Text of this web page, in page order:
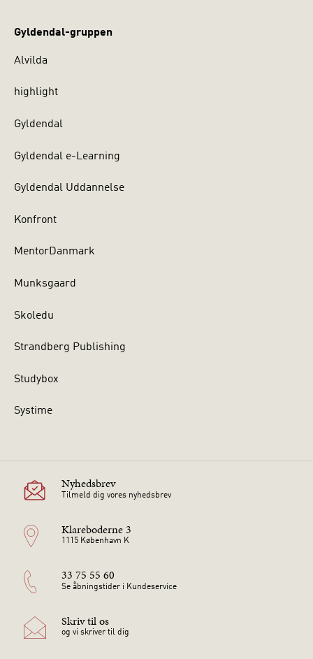
Gyldendal-gruppen
Alvilda
highlight
Gyldendal
Gyldendal e-Learning
Gyldendal Uddannelse
Konfront
MentorDanmark
Munksgaard
Skoledu
Strandberg Publishing
Studybox
Systime
Nyhedsbrev
Tilmeld dig vores nyhedsbrev
Klareboderne 3
1115 København K
33 75 55 60
Se åbningstider i Kundeservice
Skriv til os
og vi skriver til dig